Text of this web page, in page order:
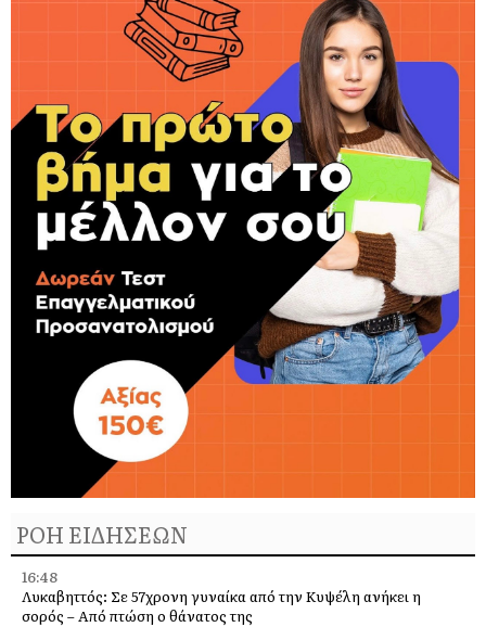
ΡΟΗ ΕΙΔΗΣΕΩΝ
16:48
Λυκαβηττός: Σε 57χρονη γυναίκα από την Κυψέλη ανήκει η
σορός – Από πτώση ο θάνατος της